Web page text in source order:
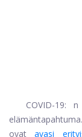
COVID-19:
ovat
avasi